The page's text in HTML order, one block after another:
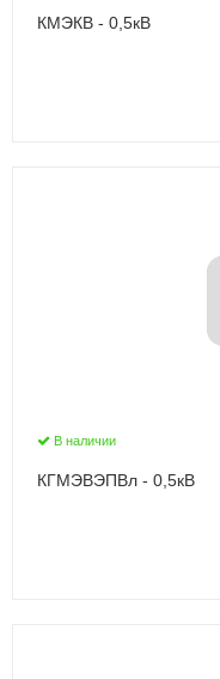
КМЭКВ - 0,5кВ
В наличии
КГМЭВЭПВл - 0,5кВ